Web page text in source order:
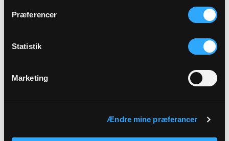
Præferencer
Statistik
Marketing
Ændre mine præferancer